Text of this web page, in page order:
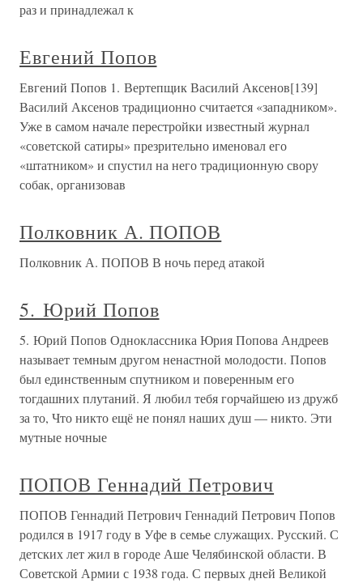
раз и принадлежал к
Евгений Попов
Евгений Попов 1. Вертепщик Василий Аксенов[139]
Василий Аксенов традиционно считается «западником».
Уже в самом начале перестройки известный журнал
«советской сатиры» презрительно именовал его
«штатником» и спустил на него традиционную свору
собак, организовав
Полковник А. ПОПОВ
Полковник А. ПОПОВ В ночь перед атакой
5. Юрий Попов
5. Юрий Попов Одноклассника Юрия Попова Андреев
называет темным другом ненастной молодости. Попов
был единственным спутником и поверенным его
тогдашних плутаний. Я любил тебя горчайшею из дружб
за то, Что никто ещё не понял наших душ — никто. Эти
мутные ночные
ПОПОВ Геннадий Петрович
ПОПОВ Геннадий Петрович Геннадий Петрович Попов
родился в 1917 году в Уфе в семье служащих. Русский. С
детских лет жил в городе Аше Челябинской области. В
Советской Армии с 1938 года. С первых дней Великой